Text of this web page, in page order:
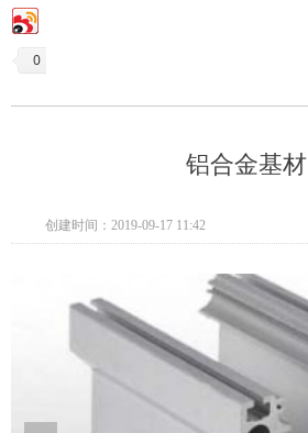
0
铝合金基材
创建时间： 2019-09-17 11:42